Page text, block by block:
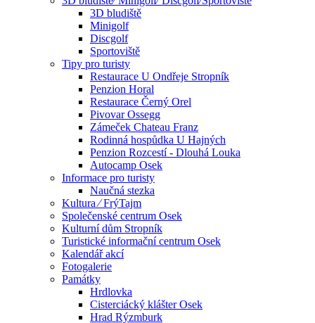
3D bludiště
Minigolf
Discgolf
Sportoviště
Tipy pro turisty
Restaurace U Ondřeje Stropník
Penzion Horal
Restaurace Černý Orel
Pivovar Ossegg
Zámeček Chateau Franz
Rodinná hospůdka U Hajných
Penzion Rozcestí - Dlouhá Louka
Autocamp Osek
Informace pro turisty
Naučná stezka
Kultura ⁄ FrýTajm
Společenské centrum Osek
Kulturní dům Stropník
Turistické informační centrum Osek
Kalendář akcí
Fotogalerie
Památky
Hrdlovka
Cisterciácký klášter Osek
Hrad Rýzmburk